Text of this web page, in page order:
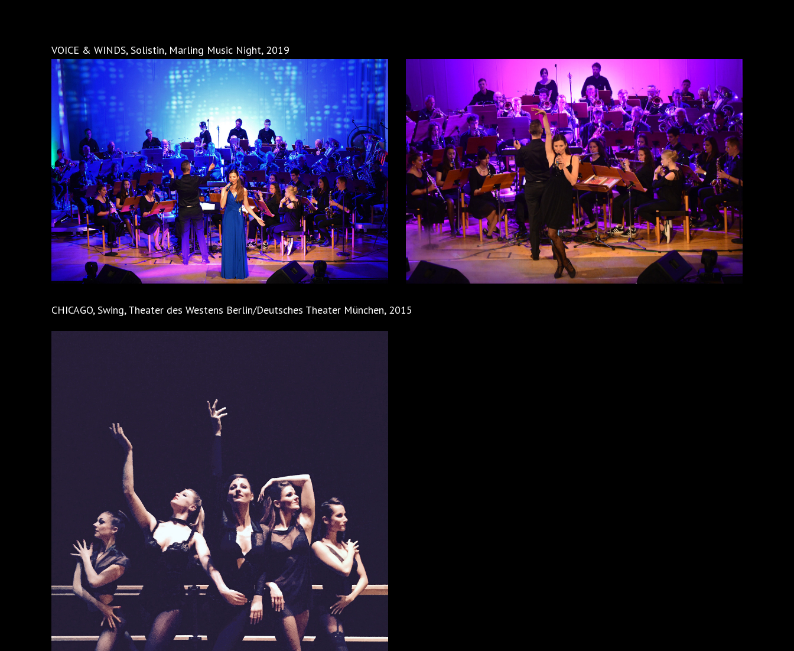
VOICE & WINDS, Solistin, Marling Music Night, 2019
CHICAGO, Swing, Theater des Westens Berlin/Deutsches Theater München, 2015